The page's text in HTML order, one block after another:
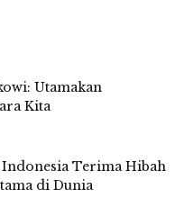
Utamakan
Kita
Terima Hibah
di Dunia